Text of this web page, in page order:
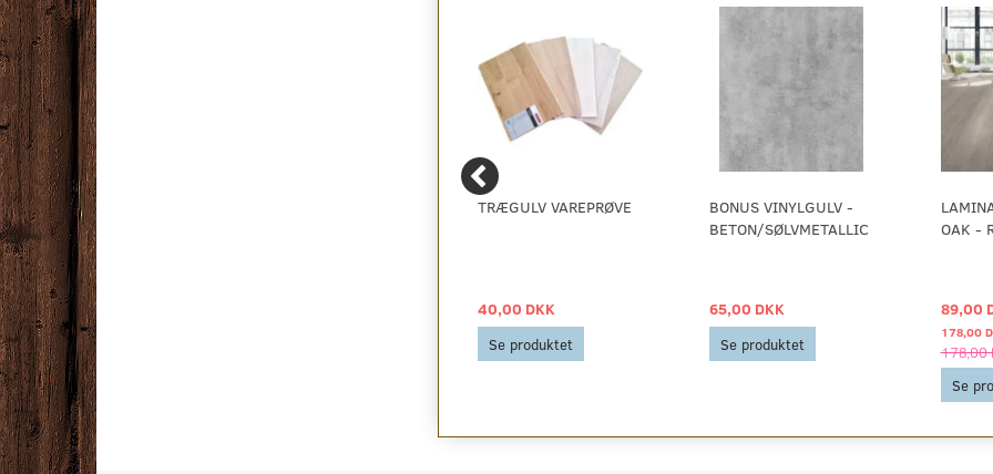
TÆPPETAPE 10 CM.
129,00 DKK
Se produktet
TRÆGULV VAREPRØVE
40,00 DKK
Se produktet
BONUS VINYLGULV -
BETON/SØLVMETALLIC
65,00 DKK
Se produktet
OAK -
89,00
178,00
178,00
Se